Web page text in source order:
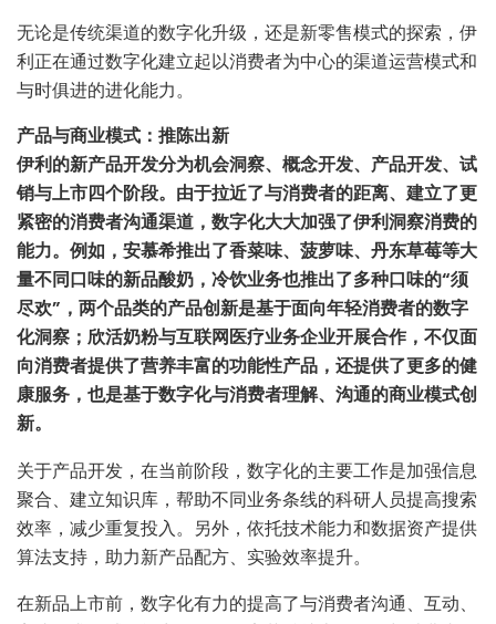
无论是传统渠道的数字化升级，还是新零售模式的探索，伊
利正在通过数字化建立起以消费者为中心的渠道运营模式和
与时俱进的进化能力。
产品与商业模式：推陈出新
伊利的新产品开发分为机会洞察、概念开发、产品开发、试
销与上市四个阶段。 由于拉近了与消费者的距离、建立了更
紧密的消费者沟通渠道，数字化大大加强了伊利洞察消费的
能力。例如，安慕希推出了香菜味、菠萝味、丹东草莓等大
量不同口味的新品酸奶，冷饮业务也推出了多种口味的“须
尽欢”，两个品类的产品创新是基于面向年轻消费者的数字
化洞察；欣活奶粉与互联网医疗业务企业开展合作，不仅面
向消费者提供了营养丰富的功能性产品，还提供了更多的健
康服务，也是基于数字化与消费者理解、沟通的商业模式创
新。
关于产品开发，在当前阶段，数字化的主要工作是加强信息
聚合、建立知识库，帮助不同业务条线的科研人员提高搜索
效率，减少重复投入。另外，依托技术能力和数据资产提供
算法支持，助力新产品配方、实验效率提升。
在新品上市前，数字化有力的提高了与消费者沟通、互动、